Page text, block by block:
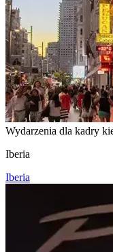
Wydarzenia dla kadry
Iberia
Iberia